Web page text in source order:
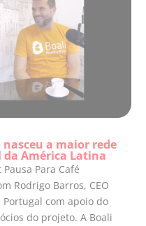
nasceu a maior rede
América Latina
Para Café
Rodrigo Barros, CEO
com apoio do
do projeto. A Boali